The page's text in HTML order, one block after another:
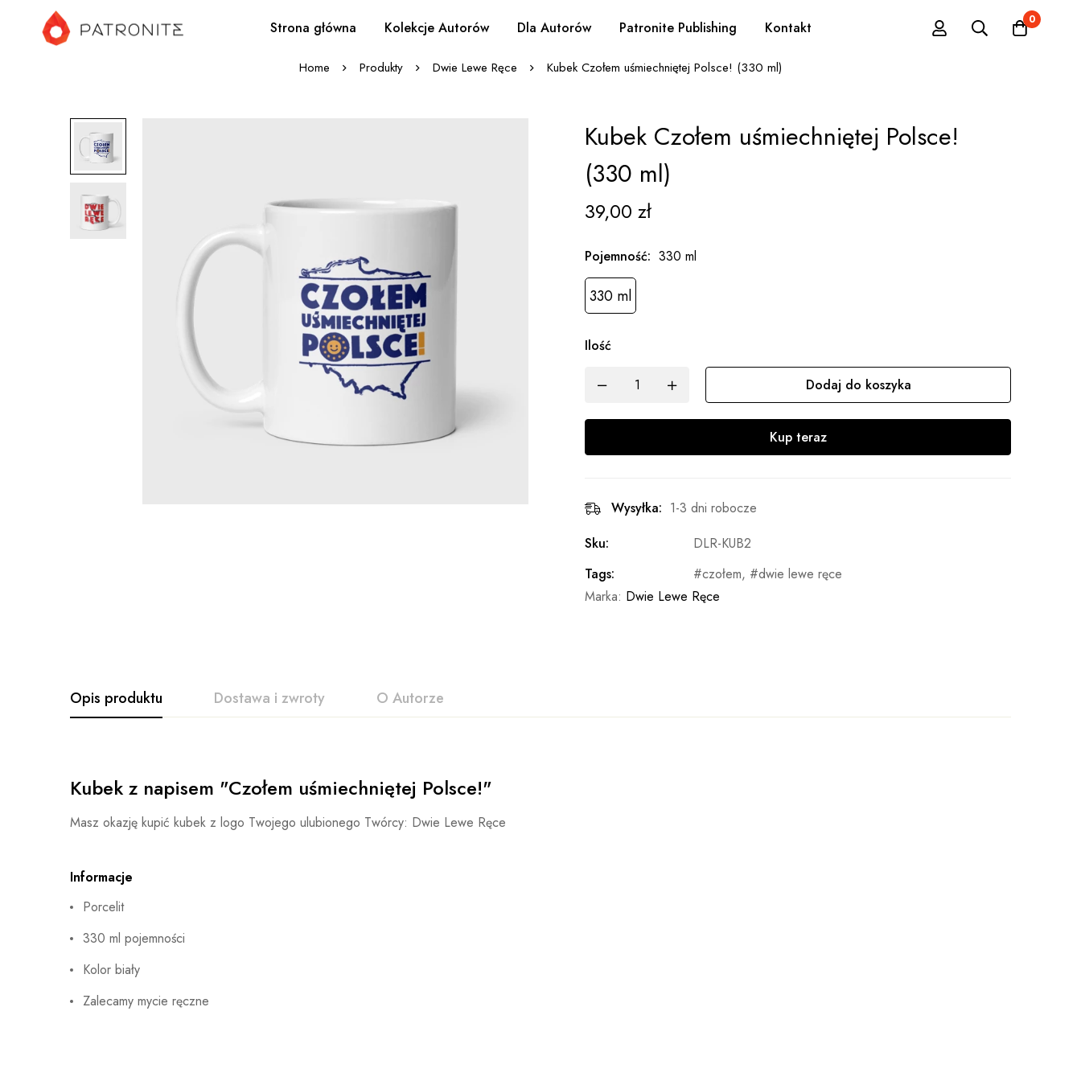
Strona główna Kolekcje Autorów Dla Autorów Patronite Publishing Kontakt 0
Home Produkty Dwie Lewe Ręce Kubek Czołem uśmiechniętej Polsce! (330 ml)
Kubek Czołem uśmiechniętej Polsce!
(330 ml)
39,00 zł
Pojemność: 330 ml
330 ml
Ilość
Dodaj do koszyka
Kup teraz
Wysyłka: 1-3 dni robocze
Sku:
DLR-KUB2
Tags:
czołem,
dwie lewe ręce
Marka: Dwie Lewe Ręce
Opis produktu Dostawa i zwroty O Autorze
Kubek z napisem "Czołem uśmiechniętej Polsce!"
Masz okazję kupić kubek z logo Twojego ulubionego Twórcy: Dwie Lewe Ręce
Informacje
Porcelit
330 ml pojemności
Kolor biały
Zalecamy mycie ręczne